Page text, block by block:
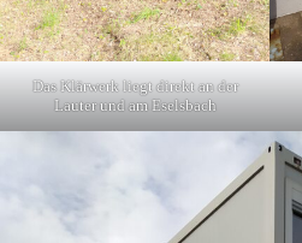
Das Klärwerk liegt direkt an der
Lauter und am Eselsbach